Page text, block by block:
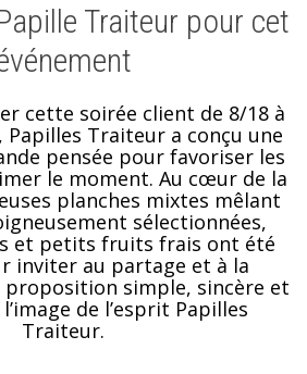
Traiteur pour cet
cette soirée client de 8/18 à
Papilles Traiteur a conçu une
pensée pour favoriser les
le moment. Au cœur de la
planches mixtes mêlant
sélectionnées,
et petits fruits frais ont été
inviter au partage et à la
proposition simple, sincère et
de l’esprit Papilles
Traiteur.